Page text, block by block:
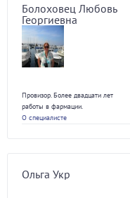
Болоховец Любовь
Георгиевна
Провизор. Более двадцати лет
работы в фармации.
О специалисте
Ольга Укр